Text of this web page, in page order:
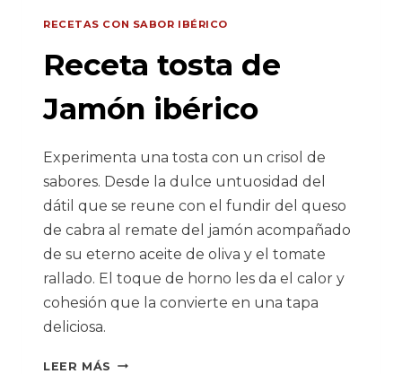
RECETAS CON SABOR IBÉRICO
Receta tosta de
Jamón ibérico
Experimenta una tosta con un crisol de
sabores. Desde la dulce untuosidad del
dátil que se reune con el fundir del queso
de cabra al remate del jamón acompañado
de su eterno aceite de oliva y el tomate
rallado. El toque de horno les da el calor y
cohesión que la convierte en una tapa
deliciosa.
LEER MÁS RECETA